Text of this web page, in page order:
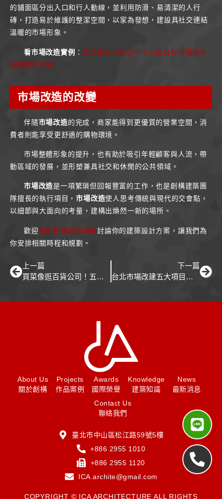
的鋪面區分出入口和行人動線，並利用防滑、易清潔的人行
磚，打造易於維護的整潔空間，以家為發想，建設具社交連結
溫暖的市場形象。
看市場改造實例 ： 買菜像逛百貨公司！五股公有市場創市
場購物新浪潮
市場改造的改變
伴隨市場改造的完成，商家能得到更優質的營業空間，消
費者則能享受更舒適的購物環境。
市場整體形象的提升，也有助於吸引年輕顧客與人流，帶
動區域的發展，並形塑兼具社交和休閒的公共領域。
市場改造是一項繁瑣但回報豐富的工作，也是創構建築團
隊擅長的執行項目，市場改造使人思考傳統與現代的交會點，
以細節與大面向的考量，建構出煥然一新的場所。
歡迎聯絡創構建築團隊討論你的建築設計方案，讓我們為
你安排相關時程和規劃。
上一篇
買菜像逛百貨公司！五股公有市場創市場購物新浪潮
下一篇
台北市場改建五大項目面臨的挑戰，改變城市項目的計畫怎麼繼續？
About Us
關於創構
Projects
作品案例
Awards
國際榮譽
Knowledge
建築知識
News
最新消息
Contact Us
聯絡我們
臺北市中山區松江路59號5樓
+886 2955 1010
+886 2955 1120
ICA.archite@gmail.com
COPYRIGHT © ICA ARCHITECTURE ALL RIGHTS